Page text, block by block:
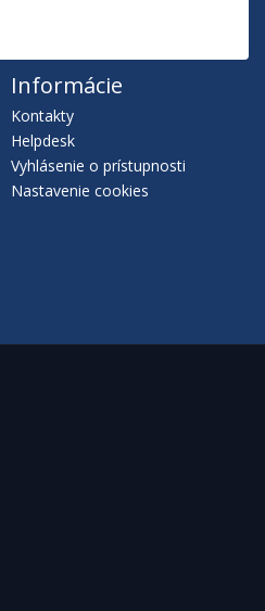
Informácie
Kontakty
Helpdesk
Vyhlásenie o prístupnosti
Nastavenie cookies